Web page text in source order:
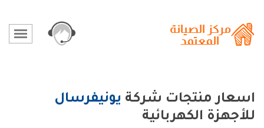
اسعار منتجات شركة يونيفرسال
للأجهزة الكهربائية